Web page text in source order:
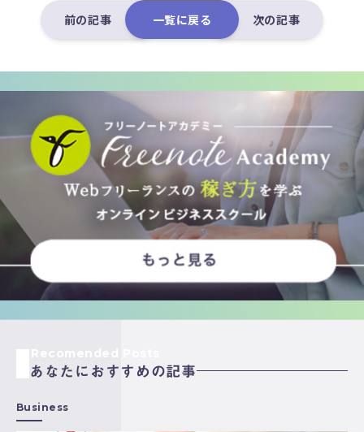
前の記事 一覧に戻る 次の記事
あなたにおすすめの記事
Business